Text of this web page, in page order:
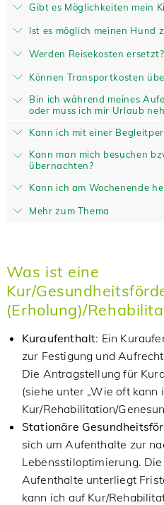
Gibt es Möglichkeiten mein
Ist es möglich meinen Hund
Werden Reisekosten ersetzt?
Können Transportkosten
Bin ich während meines
oder muss ich mir Urlaub
Kann ich mit einer
Kann man mich besuchen
übernachten?
Kann ich am Wochenende
Mehr zum Thema
Was ist eine
Kur/
(Erholung)/
Kuraufenthalt: Ein
zur Festigung und
Die Antragstellung für
(siehe unter „Wie oft kann
Kur/Rehabilitation/
Stationäre
sich um Aufenthalte zur
Lebensstiloptimierung.
Aufenthalte unterliegt
kann ich auf Kur/